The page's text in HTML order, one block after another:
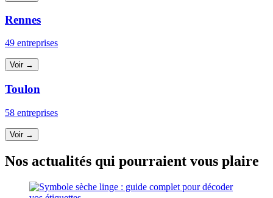
Rennes
49 entreprises
Voir →
Toulon
58 entreprises
Voir →
Nos actualités qui pourraient vous plaire